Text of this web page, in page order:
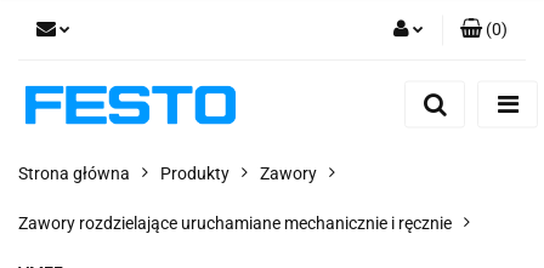
Dodaj zgłoszenie
(0)
Strona główna Produkty Zawory
Zawory rozdzielające uruchamiane mechanicznie i ręcznie